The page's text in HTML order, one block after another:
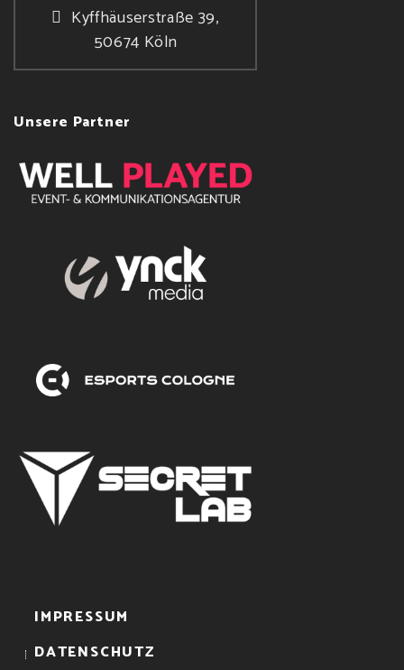
Kyffhäuserstraße 39,
50674 Köln
Unsere Partner
IMPRESSUM
DATENSCHUTZ